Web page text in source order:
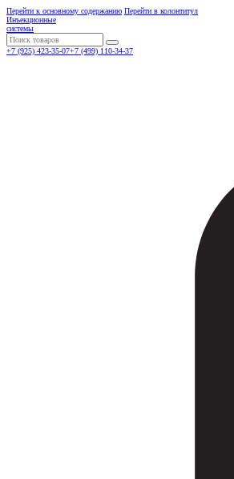
Перейти к основному содержанию Перейти в колонтитул
Инъекционные
системы
Поиск
+7 (925) 423-35-07+7 (499) 110-34-37